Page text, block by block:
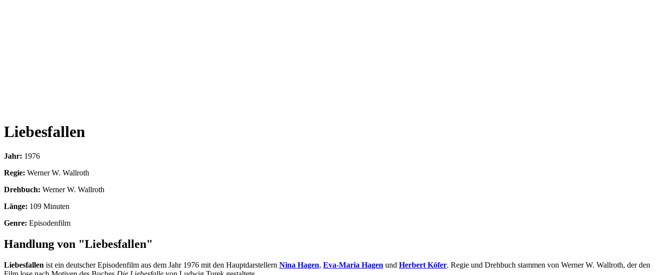
Liebesfallen
Jahr: 1976
Regie: Werner W. Wallroth
Drehbuch: Werner W. Wallroth
Länge: 109 Minuten
Genre: Episodenfilm
Handlung von "Liebesfallen"
Liebesfallen ist ein deutscher Episodenfilm aus dem Jahr 1976 mit den Hauptdarstellern Nina Hagen, Eva-Maria Hagen und Herbert Köfer. Regie und Drehbuch stammen von Werner W. Wallroth, der den